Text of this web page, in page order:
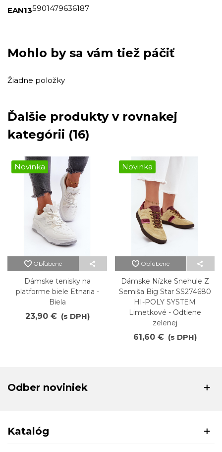
EAN135901479636187
Mohlo by sa vám tiež páčiť
Žiadne položky
Ďalšie produkty v rovnakej
kategórii (16)
Novinka
Obľúbené
Dámske tenisky na
platforme biele Etnaria -
Biela
23,90 € (s DPH)
Novinka
Obľúbené
Dámske Nízke Snehule Z
Semiša Big Star SS274680
HI-POLY SYSTEM
Limetkové - Odtiene
zelenej
61,60 € (s DPH)
Odber noviniek
Katalóg